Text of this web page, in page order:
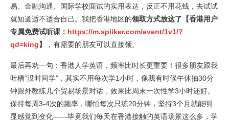
易、金融沟通、国际学校面试的实用表达，反正不用花钱，去试试
就知道适不适合自己。我把香港地区的领取方式放这了【香港用户
专属免费试听课： https://m.spiiker.com/event/1v1/?
qd=king】 ，有需要的朋友可以直接领。
最后再劝一句：香港人学英语，频率比时长更重要！很多朋友跟我
吐槽“没时间学”，其实不用每次学1小时，像我有时候午休抽30分
钟跟外教练几个贸易场景对话，效果比周末一次性学3小时还好。
保持每周3-4次的频率，哪怕每次只练20分钟，坚持3个月就能明
显感觉到变化——毕竟我们每天在香港接触的英语场景这么多，学